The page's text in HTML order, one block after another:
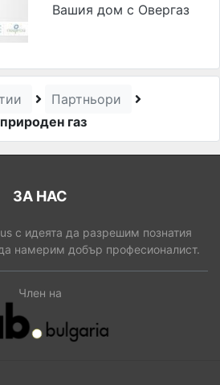
Вашия дом с Овергаз
Партньори
газ
ЗА НАС
с идеята да разрешим познатия
намерим добър професионалист.
Член на